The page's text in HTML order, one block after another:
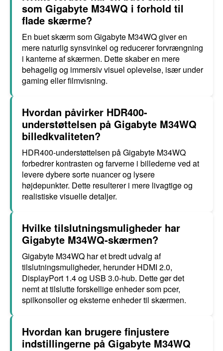
som Gigabyte M34WQ i forhold til
flade skærme?
En buet skærm som Gigabyte M34WQ giver en
mere naturlig synsvinkel og reducerer forvrængning
i kanterne af skærmen. Dette skaber en mere
behagelig og immersiv visuel oplevelse, især under
gaming eller filmvisning.
Hvordan påvirker HDR400-
understøttelsen på Gigabyte M34WQ
billedkvaliteten?
HDR400-understøttelsen på Gigabyte M34WQ
forbedrer kontrasten og farverne i billederne ved at
levere dybere sorte nuancer og lysere
højdepunkter. Dette resulterer i mere livagtige og
realistiske visuelle detaljer.
Hvilke tilslutningsmuligheder har
Gigabyte M34WQ-skærmen?
Gigabyte M34WQ har et bredt udvalg af
tilslutningsmuligheder, herunder HDMI 2.0,
DisplayPort 1.4 og USB 3.0-hub. Dette gør det
nemt at tilslutte forskellige enheder som pcer,
spilkonsoller og eksterne enheder til skærmen.
Hvordan kan brugere finjustere
indstillingerne på Gigabyte M34WQ